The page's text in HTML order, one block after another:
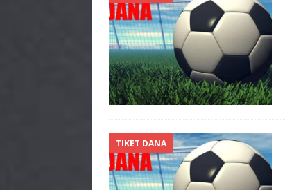
TIKET DANA